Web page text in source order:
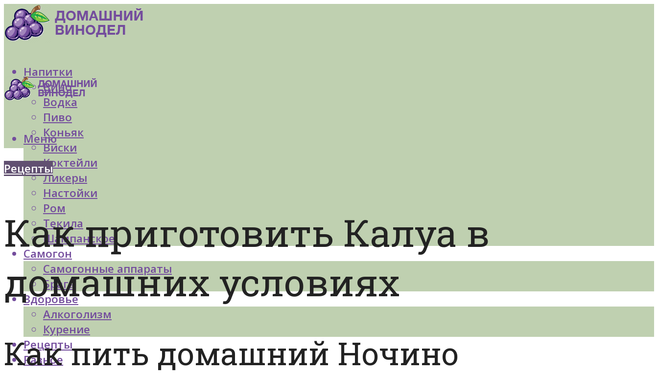
Напитки
Вино
Водка
Пиво
Коньяк
Виски
Коктейли
Ликеры
Настойки
Ром
Текила
Шампанское
Самогон
Самогонные аппараты
Брага
Здоровье
Алкоголизм
Курение
Рецепты
Разное
Меню
Рецепты
Как приготовить Калуа в
домашних условиях
Как пить домашний Ночино